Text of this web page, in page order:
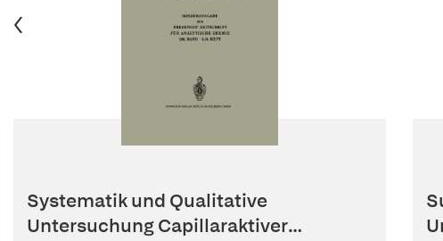
Systematik und Qualitative
Untersuchung Capillaraktiver